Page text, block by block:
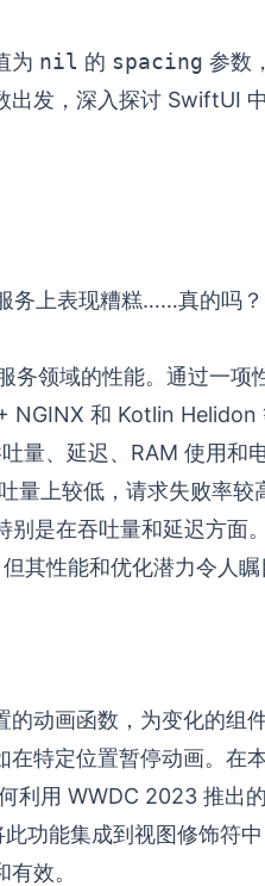
为 nil 的 spacing 参数
出发，深入探讨 SwiftUI
上表现糟糕……真的吗
务领域的性能。通过一项
NGINX 和 Kotlin Helidon
量、延迟、RAM 使用和
上较低，请求失败率较
别是在吞吐量和延迟方面
其性能和优化潜力令人瞩
动画函数，为变化的组
在特定位置暂停动画。在
利用 WWDC 2023 推出的
功能集成到视图修饰符
效。